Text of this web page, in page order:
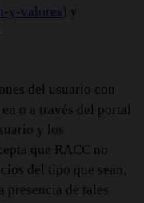
y-valores) y
del usuario con
o a través del portal
y los
que RACC no
del tipo que sean,
presencia de tales